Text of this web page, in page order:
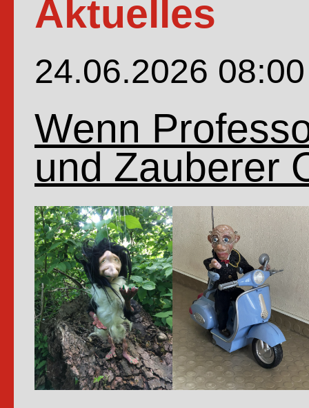
Aktuelles
24.06.2026 08:00
Wenn
und Zauberer